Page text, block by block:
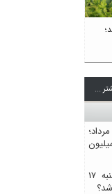
...
سکه و دلار امروز شنبه ۱۷ مرداد؛
میلیون شد، طلای ۱۸ عیار از ۱۹ میلیون
پیش بینی قیمت طلا، سکه و دلار شنبه ۱۷